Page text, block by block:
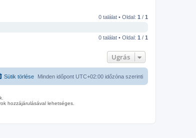
0 találat • Oldal: 1 / 1
0 találat • Oldal: 1 / 1
Ugrás
Minden időpont UTC+02:00 időzóna szerinti
Sütik törlése
hozzájárulásával lehetséges.